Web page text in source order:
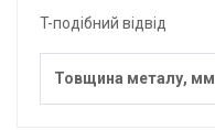
T-подібний відвід
Товщина металу, мм